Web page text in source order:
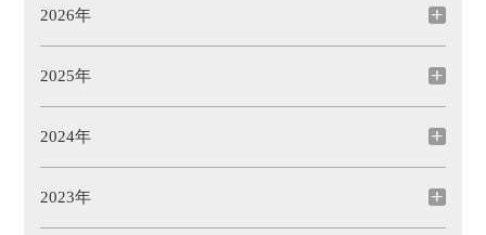
2026年
2025年
2024年
2023年